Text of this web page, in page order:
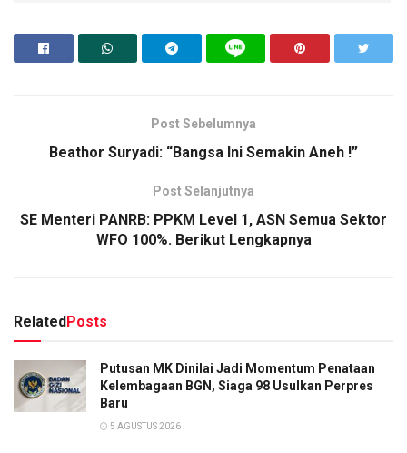
Post Sebelumnya
Beathor Suryadi: “Bangsa Ini Semakin Aneh !”
Post Selanjutnya
SE Menteri PANRB: PPKM Level 1, ASN Semua Sektor
WFO 100%. Berikut Lengkapnya
RelatedPosts
Putusan MK Dinilai Jadi Momentum Penataan
Kelembagaan BGN, Siaga 98 Usulkan Perpres
Baru
5 AGUSTUS 2026